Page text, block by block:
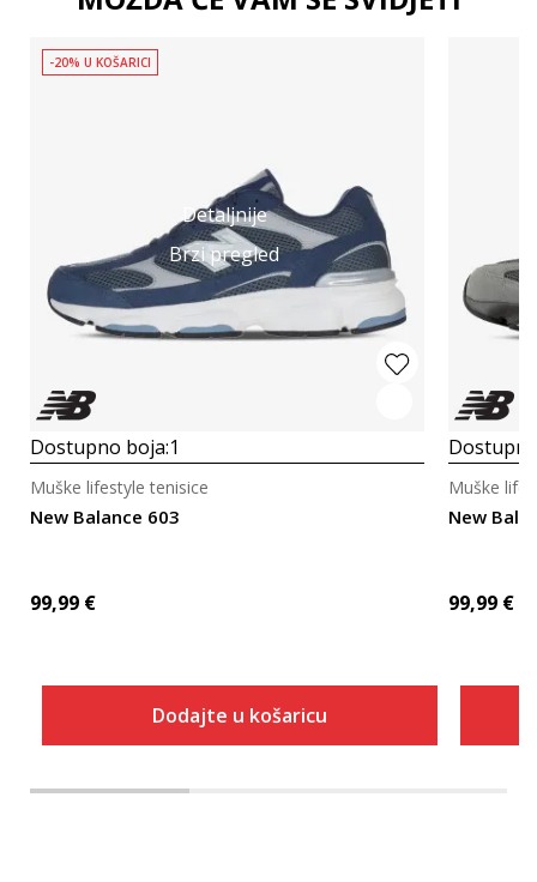
Detaljnije
Brzi pregled
-20% U KOŠARICI
Dostupno boja:1
New Balance 603
Muške lifestyle tenisice
99,99 €
Dodajte u košaricu
New
Muške
99,99 €